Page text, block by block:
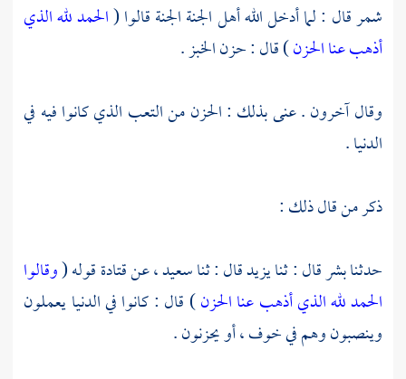
شمرقال : لما أدخل الله أهل الجنة الجنة قالوا (الحمد لله الذي
أذهب عنا الحزن) قال : حزن الخبز .
وقال آخرون . عنى بذلك : الحزن من التعب الذي كانوا فيه في
الدنيا .
ذكر من قال ذلك :
حدثنابشرقال : ثنايزيدقال : ثناسعيد ،عنقتادةقوله (وقالوا
الحمد لله الذي أذهب عنا الحزن) قال : كانوا في الدنيا يعملون
وينصبون وهم في خوف ، أو يحزنون .